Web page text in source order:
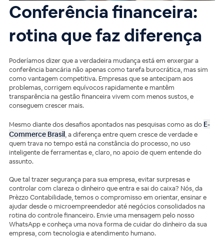
Conferência financeira:
rotina que faz diferença
Poderíamos dizer que a verdadeira mudança está em enxergar a
conferência bancária não apenas como tarefa burocrática, mas sim
como vantagem competitiva. Empresas que se antecipam aos
problemas, corrigem equívocos rapidamente e mantêm
transparência na gestão financeira vivem com menos sustos, e
conseguem crescer mais.
Mesmo diante dos desafios apontados nas pesquisas como as do E-
Commerce Brasil, a diferença entre quem cresce de verdade e
quem trava no tempo está na constância do processo, no uso
inteligente de ferramentas e, claro, no apoio de quem entende do
assunto.
Que tal trazer segurança para sua empresa, evitar surpresas e
controlar com clareza o dinheiro que entra e sai do caixa? Nós, da
Prèzzo Contabilidade, temos o compromisso em orientar, ensinar e
ajudar desde o microempreendedor até negócios consolidados na
rotina do controle financeiro. Envie uma mensagem pelo nosso
WhatsApp e conheça uma nova forma de cuidar do dinheiro da sua
empresa, com tecnologia e atendimento humano.